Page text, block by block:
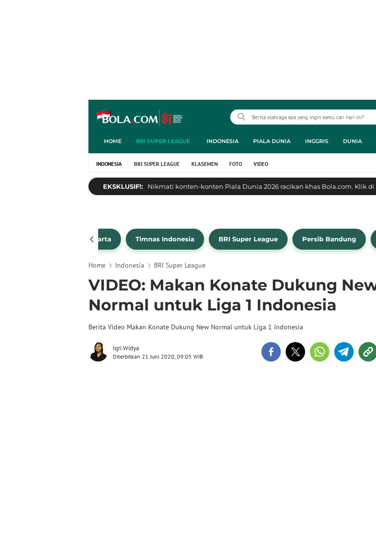
HOME BRI SUPER LEAGUE INDONESIA PIALA DUNIA INGGRIS DUNIA
INDONESIA BRI SUPER LEAGUE KLASEMEN FOTO VIDEO
EKSKLUSIF!: Nikmati konten-konten Piala Dunia 2026 racikan khas Bola.com. Klik di
Persija Jakarta Timnas Indonesia BRI Super League Persib Bandung
Home Indonesia BRI Super League
VIDEO: Makan Konate Dukung
Normal untuk Liga 1 Indonesia
Berita Video Makan Konate Dukung New Normal untuk Liga 1 Indonesia
Iqri Widya
Diterbitkan 21 Juni 2020, 09:05 WIB